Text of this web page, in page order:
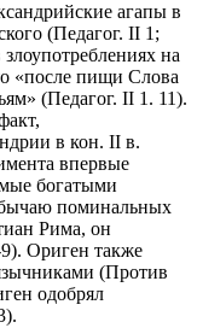
агапы в
(Педагог. II 1;
на
«после пищи Слова
(Педагог. II 1. 11).
в кон. II в.
впервые
богатыми
поминальных
Рима, он
Ориген также
(Против
одобрял